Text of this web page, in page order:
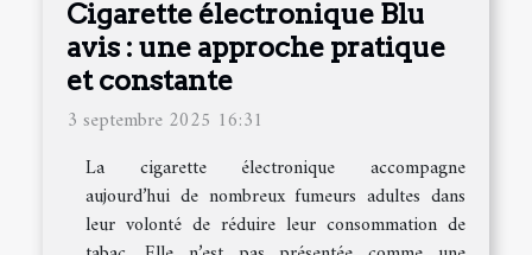
Cigarette électronique Blu
avis : une approche pratique
et constante
3 septembre 2025 16:31
La cigarette électronique accompagne
aujourd’hui de nombreux fumeurs adultes dans
leur volonté de réduire leur consommation de